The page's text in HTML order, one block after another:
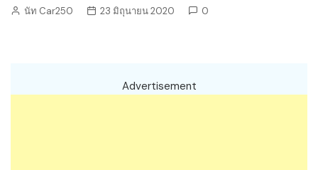
นัท Car250 23 มิถุนายน 2020 0
Advertisement